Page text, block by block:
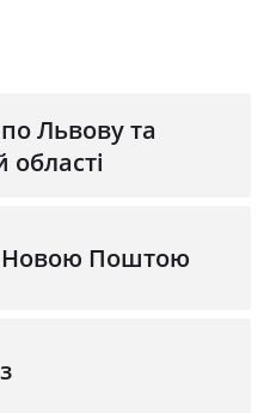
Львову та
області
Новою Поштою